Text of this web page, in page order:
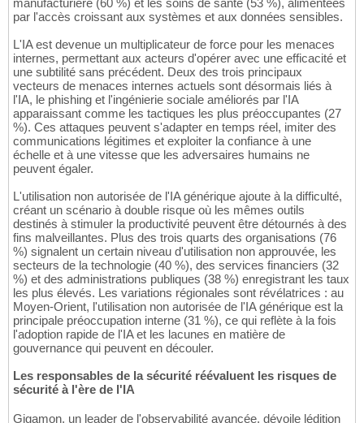
manufacturière (60 %) et les soins de santé (53 %), alimentées
par l'accès croissant aux systèmes et aux données sensibles.
L'IA est devenue un multiplicateur de force pour les menaces
internes, permettant aux acteurs d'opérer avec une efficacité et
une subtilité sans précédent. Deux des trois principaux
vecteurs de menaces internes actuels sont désormais liés à
l'IA, le phishing et l'ingénierie sociale améliorés par l'IA
apparaissant comme les tactiques les plus préoccupantes (27
%). Ces attaques peuvent s'adapter en temps réel, imiter des
communications légitimes et exploiter la confiance à une
échelle et à une vitesse que les adversaires humains ne
peuvent égaler.
L'utilisation non autorisée de l'IA générique ajoute à la difficulté,
créant un scénario à double risque où les mêmes outils
destinés à stimuler la productivité peuvent être détournés à des
fins malveillantes. Plus des trois quarts des organisations (76
%) signalent un certain niveau d'utilisation non approuvée, les
secteurs de la technologie (40 %), des services financiers (32
%) et des administrations publiques (38 %) enregistrant les taux
les plus élevés. Les variations régionales sont révélatrices : au
Moyen-Orient, l'utilisation non autorisée de l'IA générique est la
principale préoccupation interne (31 %), ce qui reflète à la fois
l'adoption rapide de l'IA et les lacunes en matière de
gouvernance qui peuvent en découler.
Les responsables de la sécurité réévaluent les risques de
sécurité à l'ère de l'IA
Gigamon, un leader de l'observabilité avancée, dévoile lédition